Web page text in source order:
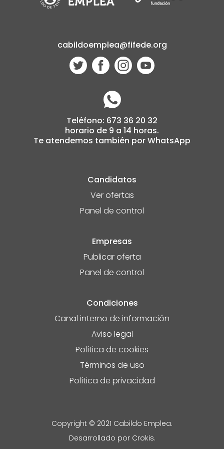
cabildoemplea@fifede.org
Teléfono: 673 36 20 32
horario de 9 a 14 horas.
Te atendemos también por WhatsApp
Candidatos
Ver ofertas
Panel de control
Empresas
Publicar oferta
Panel de control
Condiciones
Canal interno de información
Aviso legal
Política de cookies
Términos de uso
Política de privacidad
Copyright © 2021 Cabildo Emplea.
Desarrollado por Crokis.